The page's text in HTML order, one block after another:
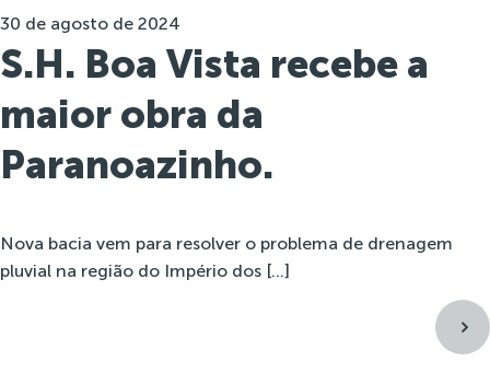
30 de agosto de 2024
S.H. Boa Vista recebe a
maior obra da
Paranoazinho.
Nova bacia vem para resolver o problema de drenagem
pluvial na região do Império dos […]